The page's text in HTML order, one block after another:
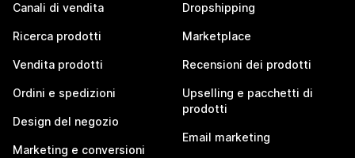
Canali di vendita
Ricerca prodotti
Vendita prodotti
Ordini e spedizioni
Design del negozio
Marketing e conversioni
Dropshipping
Marketplace
Recensioni dei prodotti
Upselling e pacchetti di
prodotti
Email marketing